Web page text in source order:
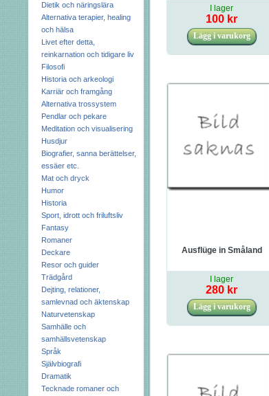
Dietik och näringslära
Alternativa terapier, healing
och hälsa
Livet efter detta,
reinkarnation och tidigare liv
Filosofi
Historia och arkeologi
Karriär och framgång
Alternativa trossystem
Pendlar och pekare
Meditation och visualisering
Husdjur
Biografier, sanna berättelser,
essäer etc.
Mat och dryck
Humor
Historia
Sport, idrott och friluftsliv
Fantasy
Romaner
Deckare
Resor och guider
Trädgård
Dejting, relationer,
samlevnad och äktenskap
Naturvetenskap
Samhälle och
samhällsvetenskap
Språk
Självbiografi
Dramatik
Tecknade romaner och
I lager
100 kr
Ausflüge in Småland
I lager
280 kr